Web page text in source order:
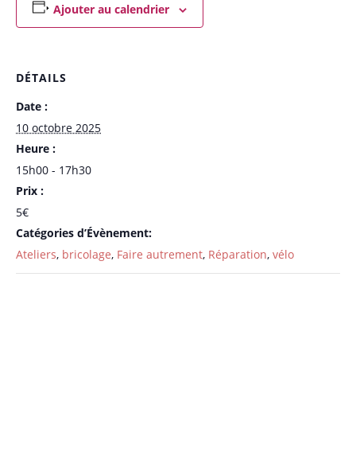
Ajouter au calendrier
DÉTAILS
Date :
10 octobre 2025
Heure :
15h00 - 17h30
Prix :
5€
Catégories d’Évènement:
Ateliers, bricolage, Faire autrement, Réparation, vélo